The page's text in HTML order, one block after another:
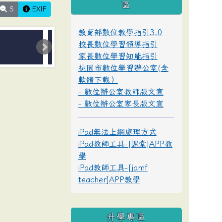
S EXIF
區
教育部數位教學指引3.0
校長數位學習領導指引
家長數位學習知能指引
桃園市數位學習辦公室(含
軟體下載）
- 數位辦公室教師版文宣
- 數位辦公室家長版文宣
iPad無法上網處理方式
iPad教師工具-[課堂]APP教
學
iPad教師工具-[jamf
teacher]APP教學
升學專區